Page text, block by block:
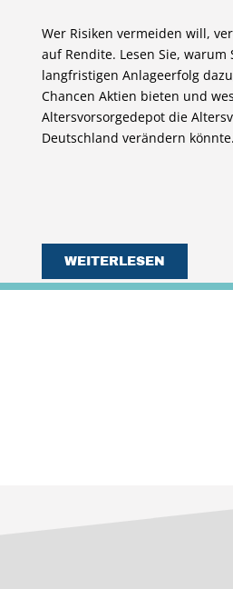
Wer Risiken vermeiden will,
auf Rendite. Lesen Sie, warum
langfristigen Anlageerfolg
Chancen Aktien bieten und
Altersvorsorgedepot die
Deutschland verändern könnte.
WEITERLESEN